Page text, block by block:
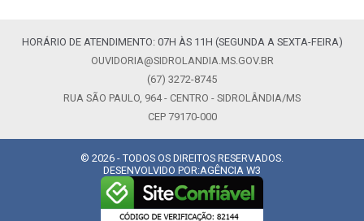
HORÁRIO DE ATENDIMENTO: 07H ÀS 11H (SEGUNDA A SEXTA-FEIRA)
OUVIDORIA@SIDROLANDIA.MS.GOV.BR
(67) 3272-8745
RUA SÃO PAULO, 964 - CENTRO - SIDROLÂNDIA/MS
CEP 79170-000
© 2026 - TODOS OS DIREITOS RESERVADOS.
DESENVOLVIDO POR:AGÊNCIA W3